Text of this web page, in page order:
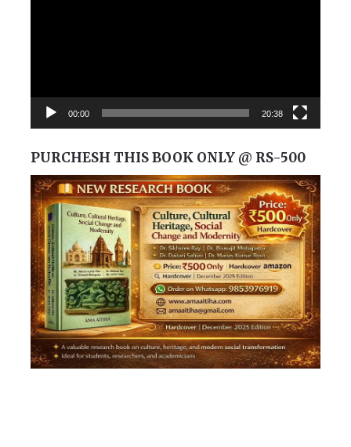
00:00 20:38
PURCHESH THIS BOOK ONLY @ RS-500